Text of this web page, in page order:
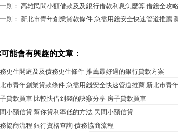
則： 高雄民間小額借款及及銀行借款利息怎麼算 借錢全攻
則： 新北市青年創業貸款條件 急需用錢安全快速管道推薦
能會有興趣的文章：
更生開庭及及債務更生條件 推薦最好過的銀行貸款方案
市青年創業貸款條件 急需用錢安全快速管道推薦 新北市青
貸款買車 比較快借到錢的訣竅分享 房子貸款買車
小額信貸 幫你貸利率低的方法 民間小額信貸
協商流程 銀行資格查詢 債務協商流程